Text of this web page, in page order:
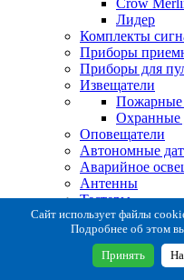
Лидер
Комплекты
Приборы
Приборы для
Извещатели
Пожарные
Охранные
Оповещатели
Автономные
Аварийное
Антенны
Тестеры
Система сбора
Расходные и
Коробки
Сайт использует файлы
Подробнее об этом
Принять